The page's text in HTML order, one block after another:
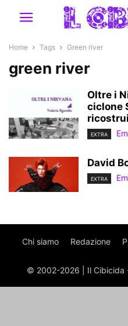
Home Tags Green river
green river
Oltre i
ciclone
EXTRA
David
EXTRA
Chi siamo Redazione
© 2002-2026 | Il Cibicida